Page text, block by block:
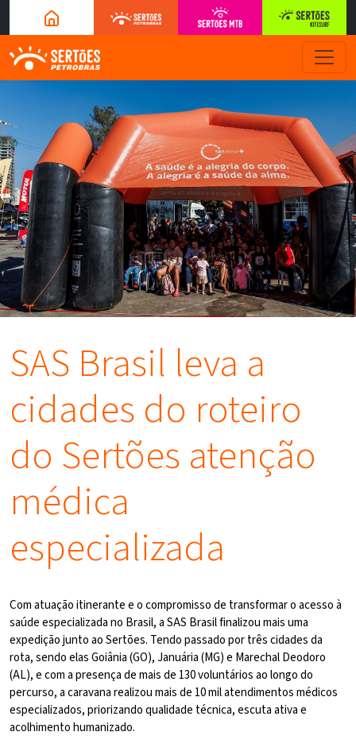
SAS Brasil leva a
cidades do roteiro
do Sertões atenção
médica
especializada
Com atuação itinerante e o compromisso de transformar o acesso à
saúde especializada no Brasil, a SAS Brasil finalizou mais uma
expedição junto ao Sertões. Tendo passado por três cidades da
rota, sendo elas Goiânia (GO), Januária (MG) e Marechal Deodoro
(AL), e com a presença de mais de 130 voluntários ao longo do
percurso, a caravana realizou mais de 10 mil atendimentos médicos
especializados, priorizando qualidade técnica, escuta ativa e
acolhimento humanizado.